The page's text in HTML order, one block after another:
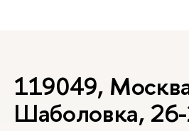
119049,
Шаболовка,